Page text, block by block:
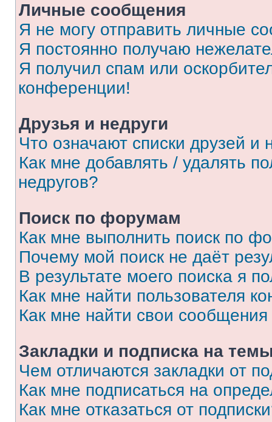
Личные сообщения
Я не могу отправить личные
Я постоянно получаю
Я получил спам или
конференции!
Друзья и недруги
Что означают списки друзей и
Как мне добавлять / удалять
недругов?
Поиск по форумам
Как мне выполнить поиск по
Почему мой поиск не даёт
В результате моего поиска я
Как мне найти пользователя
Как мне найти свои
Закладки и подписка на
Чем отличаются закладки от
Как мне подписаться на
Как мне отказаться от